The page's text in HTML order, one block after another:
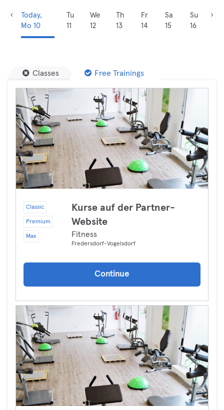
Today,
Mo 10
Tu
11
We
12
Th
13
Fr
14
Sa
15
Su
16
Classes Free Trainings
Classic
Premium
Max
Kurse auf der Partner-
Website
Fitness
Fredersdorf-Vogelsdorf
Continue